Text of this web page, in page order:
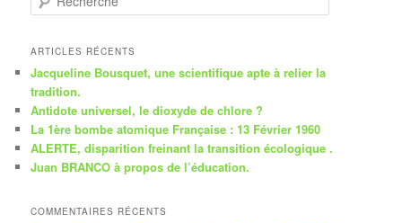
e
h
r
c
h
e
ARTICLES RÉCENTS
Jacqueline Bousquet, une scientifique apte à relier la
tradition.
Antidote universel, le dioxyde de chlore ?
La 1ère bombe atomique Française : 13 Février 1960
ALERTE, disparition freinant la transition écologique .
Juan BRANCO à propos de l’éducation.
COMMENTAIRES RÉCENTS